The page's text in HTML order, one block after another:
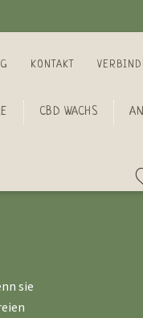
KONTAKT
CBD WACHS
sie